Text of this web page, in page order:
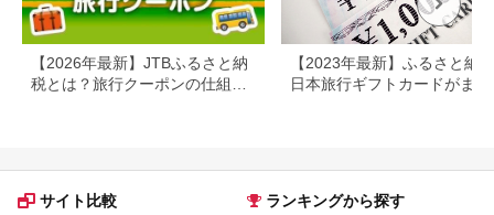
【2026年最新】JTBふるさと納
税とは？旅行クーポンの仕組
【2023年最新】ふるさと納
日本旅行ギフトカードがまだ
サイト比較 ランキングから探す